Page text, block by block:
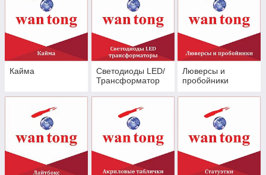
Кайма
Светодиоды LED/
Трансформатор
Люверсы и
пробойники